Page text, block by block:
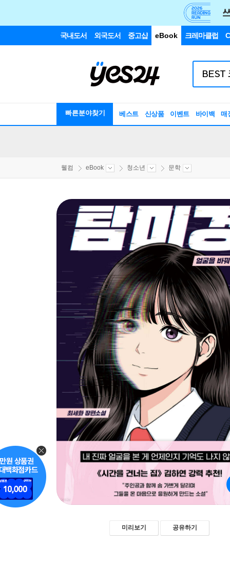
국내도서 외국도서 중고샵 eBook 크레마클럽
빠른분야찾기 베스트 신상품 이벤트 바이백 매
웰컴 eBook 청소년 문학
미리보기 공유하기